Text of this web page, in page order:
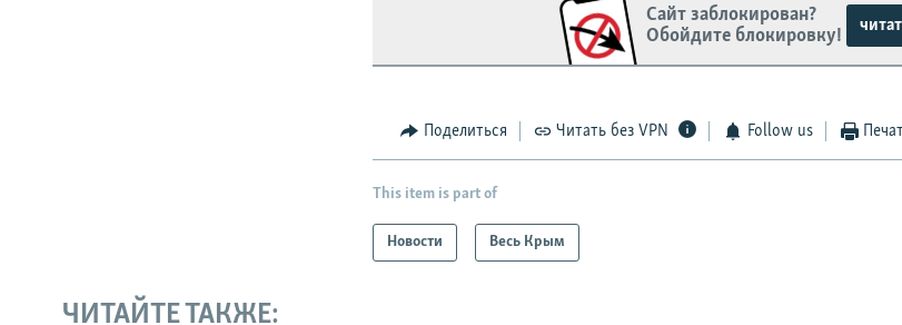
Сайт заблокирован?
Обойдите блокировку!
Поделиться Читать без VPN Follow us
This item is part of
Новости Весь Крым
ЧИТАЙТЕ ТАКЖЕ: